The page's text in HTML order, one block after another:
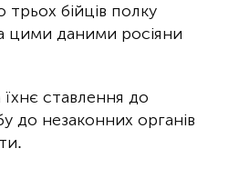
бійців полку
цими даними росіяни
ставлення до
до незаконних органів